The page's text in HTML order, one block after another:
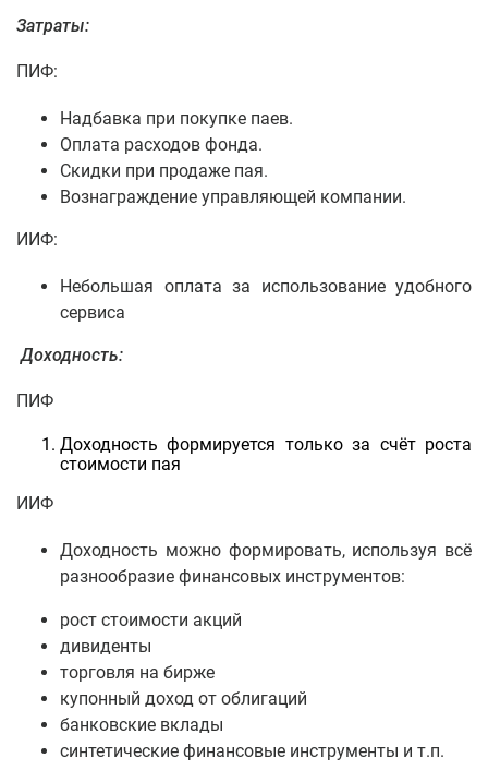
Затраты:
ПИФ:
Надбавка при покупке паев.
Оплата расходов фонда.
Скидки при продаже пая.
Вознаграждение управляющей компании.
ИИФ:
Небольшая оплата за использование удобного
сервиса
Доходность:
ПИФ
Доходность формируется только за счёт роста
стоимости пая
ИИФ
Доходность можно формировать, используя всё
разнообразие финансовых инструментов:
рост стоимости акций
дивиденты
торговля на бирже
купонный доход от облигаций
банковские вклады
синтетические финансовые инструменты и т.п.